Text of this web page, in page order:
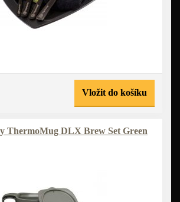
Vložit do košíku
ThermoMug DLX Brew Set Green